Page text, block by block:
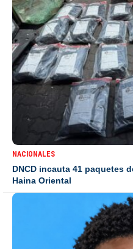
NACIONALES
DNCD incauta 41 paquetes
Haina Oriental